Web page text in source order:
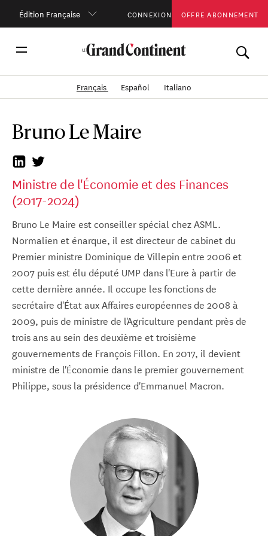
Édition Française CONNEXION OFFRE ABONNEMENT
Français Español Italiano
Bruno Le Maire
Ministre de l'Économie et des Finances
(2017-2024)
Bruno Le Maire est conseiller spécial chez ASML.
Normalien et énarque, il est directeur de cabinet du
Premier ministre Dominique de Villepin entre 2006 et
2007 puis est élu député UMP dans l'Eure à partir de
cette dernière année. Il occupe les fonctions de
secrétaire d'État aux Affaires européennes de 2008 à
2009, puis de ministre de l'Agriculture pendant près de
trois ans au sein des deuxième et troisième
gouvernements de François Fillon. En 2017, il devient
ministre de l'Économie dans le premier gouvernement
Philippe, sous la présidence d'Emmanuel Macron.